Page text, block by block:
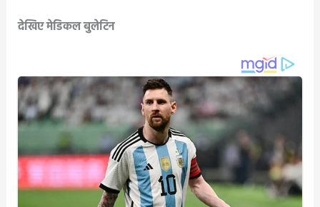
देखिए मेडिकल बुलेटिन